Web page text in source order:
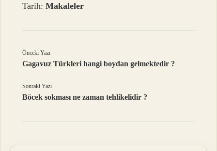
Tarih:Makaleler
Önceki Yazı
Gagavuz Türkleri hangi boydan gelmektedir ?
Sonraki Yazı
Böcek sokması ne zaman tehlikelidir ?